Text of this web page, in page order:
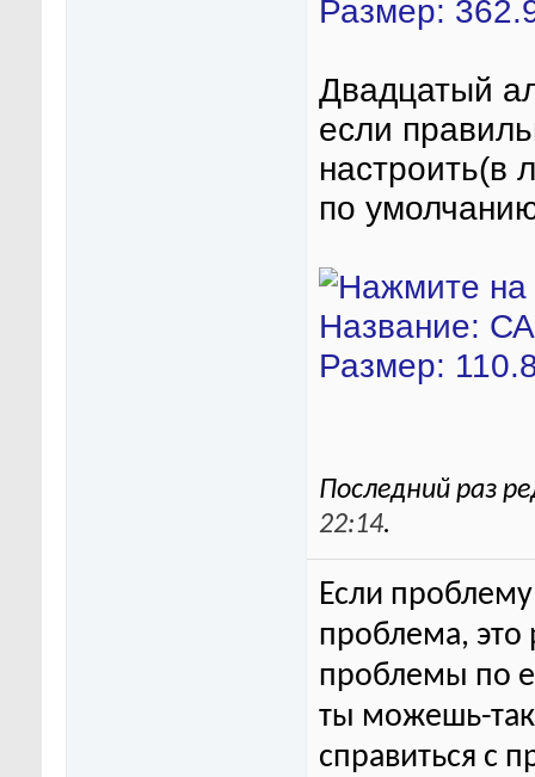
Двадцатый
если
настроить(в
по
Последний раз
22:14.
Если
проблема, это
проблемы по
ты можешь-
справиться с